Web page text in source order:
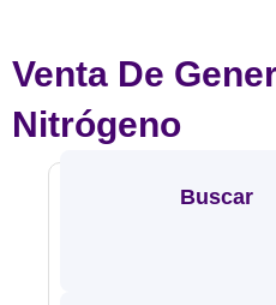
Venta De
Nitrógeno
Buscar